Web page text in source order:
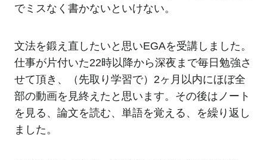
でミスなく書かないといけない。
文法を鍛え直したいと思いEGAを受講しました。
仕事が片付いた22時以降から深夜まで毎日勉強さ
せて頂き、（先取り学習で）2ヶ月以内にほぼ全
部の動画を見終えたと思います。その後はノート
を見る、論文を読む、単語を覚える、を繰り返し
ました。